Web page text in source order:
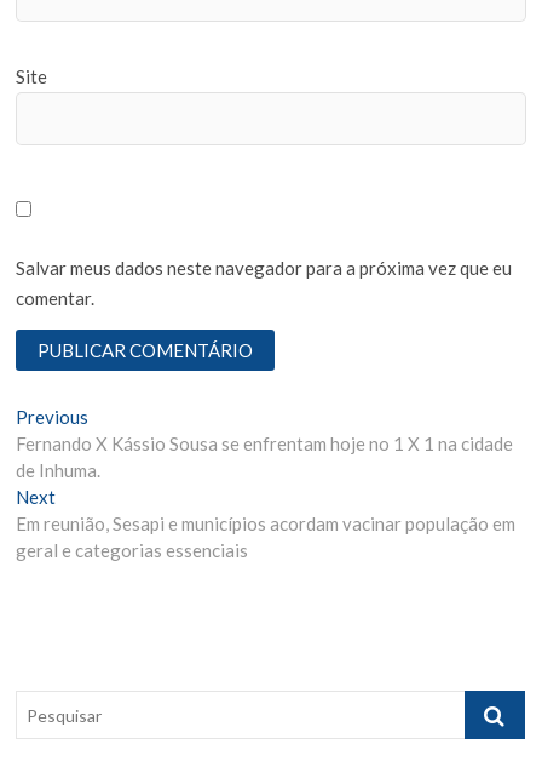
Site
Salvar meus dados neste navegador para a próxima vez que eu
comentar.
N
a
v
e
ã
o
Previous
r
e
i
o
t
:
Fernando X Kássio Sousa se enfrentam hoje no 1 X 1 na cidade
de Inhuma.
Next
e
x
:
Em reunião, Sesapi e municípios acordam vacinar população em
geral e categorias essenciais